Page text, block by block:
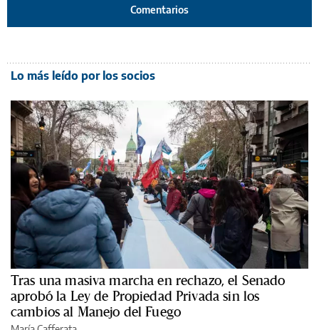
Comentarios
Lo más leído por los socios
Tras una masiva marcha en rechazo, el Senado
aprobó la Ley de Propiedad Privada sin los
cambios al Manejo del Fuego